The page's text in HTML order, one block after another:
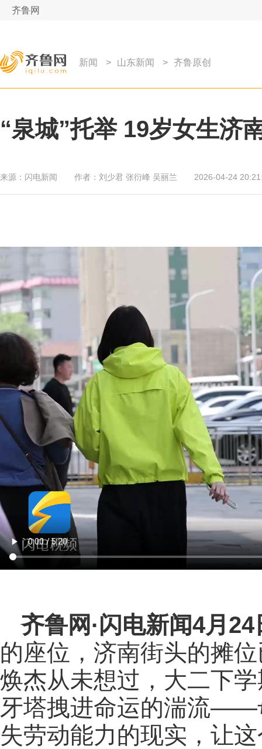
齐鲁网
新闻 > 山东新闻 > 齐鲁原创
“泉城”托举 19岁女生济
来源： 闪电新闻 作者： 刘少君 张衍峰 吴丽兰 2026-04-24
齐鲁网 ·闪电新闻4月24
的座位，济南街头的摊
焕杰从未想过，大二下
牙塔拽进命运的湍流——
失劳动能力的现实，让